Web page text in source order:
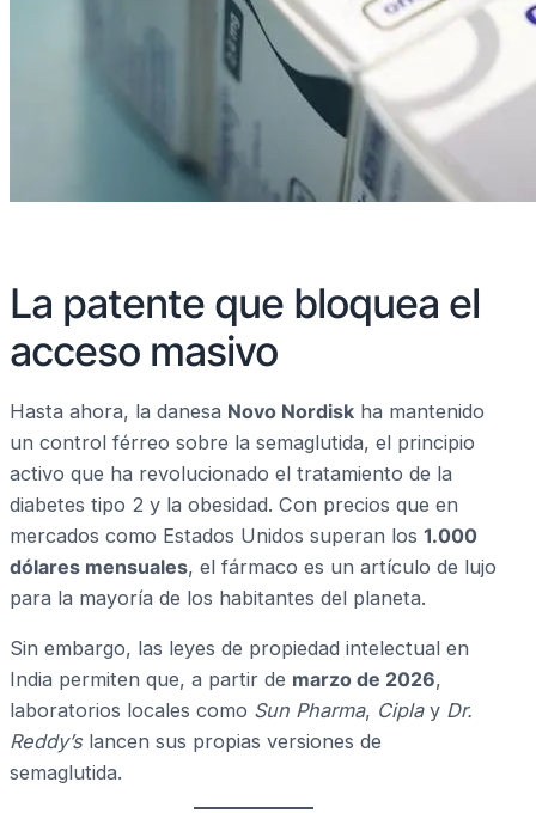
La patente que bloquea el
acceso masivo
Hasta ahora, la danesa Novo Nordisk ha mantenido
un control férreo sobre la semaglutida, el principio
activo que ha revolucionado el tratamiento de la
diabetes tipo 2 y la obesidad. Con precios que en
mercados como Estados Unidos superan los 1.000
dólares mensuales, el fármaco es un artículo de lujo
para la mayoría de los habitantes del planeta.
Sin embargo, las leyes de propiedad intelectual en
India permiten que, a partir de marzo de 2026,
laboratorios locales como Sun Pharma, Ciplay Dr.
Reddy’slancen sus propias versiones de
semaglutida.